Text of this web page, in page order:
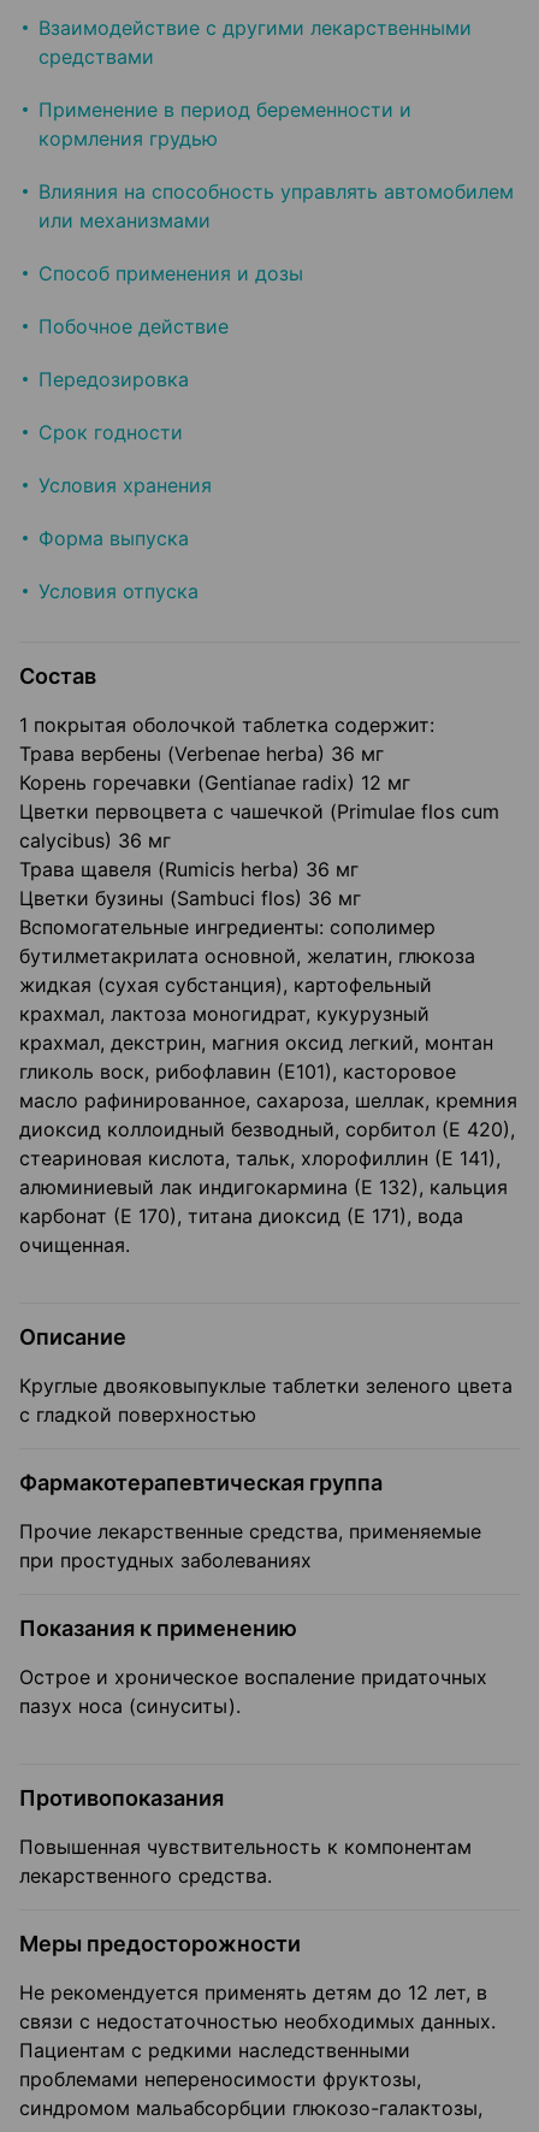
Взаимодействие с другими лекарственными
средствами
Применение в период беременности и
кормления грудью
Влияния на способность управлять автомобилем
или механизмами
Способ применения и дозы
Побочное действие
Передозировка
Срок годности
Условия хранения
Форма выпуска
Условия отпуска
Состав
1 покрытая оболочкой таблетка содержит:
Трава вербены (Verbenae herba) 36 мг
Корень горечавки (Gentianae radix) 12 мг
Цветки первоцвета с чашечкой (Primulae flos cum
calycibus) 36 мг
Трава щавеля (Rumicis herba) 36 мг
Цветки бузины (Sambuci flos) 36 мг
Вспомогательные ингредиенты: сополимер
бутилметакрилата основной, желатин, глюкоза
жидкая (сухая субстанция), картофельный
крахмал, лактоза моногидрат, кукурузный
крахмал, декстрин, магния оксид легкий, монтан
гликоль воск, рибофлавин (Е101), касторовое
масло рафинированное, сахароза, шеллак, кремния
диоксид коллоидный безводный, сорбитол (Е 420),
стеариновая кислота, тальк, хлорофиллин (Е 141),
алюминиевый лак индигокармина (Е 132), кальция
карбонат (Е 170), титана диоксид (Е 171), вода
очищенная.
Описание
Круглые двояковыпуклые таблетки зеленого цвета
с гладкой поверхностью
Фармакотерапевтическая группа
Прочие лекарственные средства, применяемые
при простудных заболеваниях
Показания к применению
Острое и хроническое воспаление придаточных
пазух носа (синуситы).
Противопоказания
Повышенная чувствительность к компонентам
лекарственного средства.
Меры предосторожности
Не рекомендуется применять детям до 12 лет, в
связи с недостаточностью необходимых данных.
Пациентам с редкими наследственными
проблемами непереносимости фруктозы,
синдромом мальабсорбции глюкозо-галактозы,